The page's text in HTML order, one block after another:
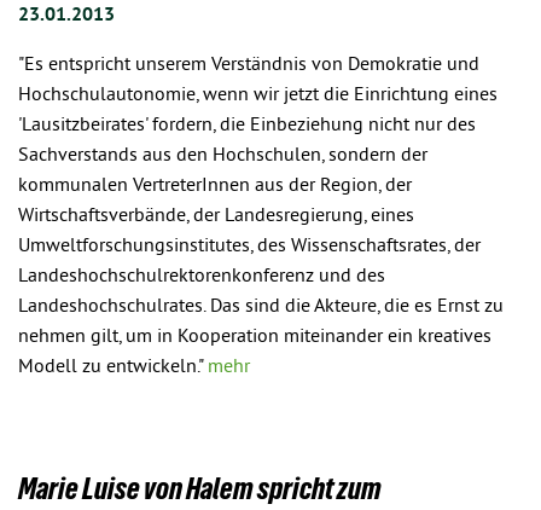
23.01.2013
"Es entspricht unserem Verständnis von Demokratie und
Hochschulautonomie, wenn wir jetzt die Einrichtung eines
'Lausitzbeirates' fordern, die Einbeziehung nicht nur des
Sachverstands aus den Hochschulen, sondern der
kommunalen VertreterInnen aus der Region, der
Wirtschaftsverbände, der Landesregierung, eines
Umweltforschungsinstitutes, des Wissenschaftsrates, der
Landeshochschulrektorenkonferenz und des
Landeshochschulrates. Das sind die Akteure, die es Ernst zu
nehmen gilt, um in Kooperation miteinander ein kreatives
Modell zu entwickeln." mehr
Marie Luise von Halem spricht zum